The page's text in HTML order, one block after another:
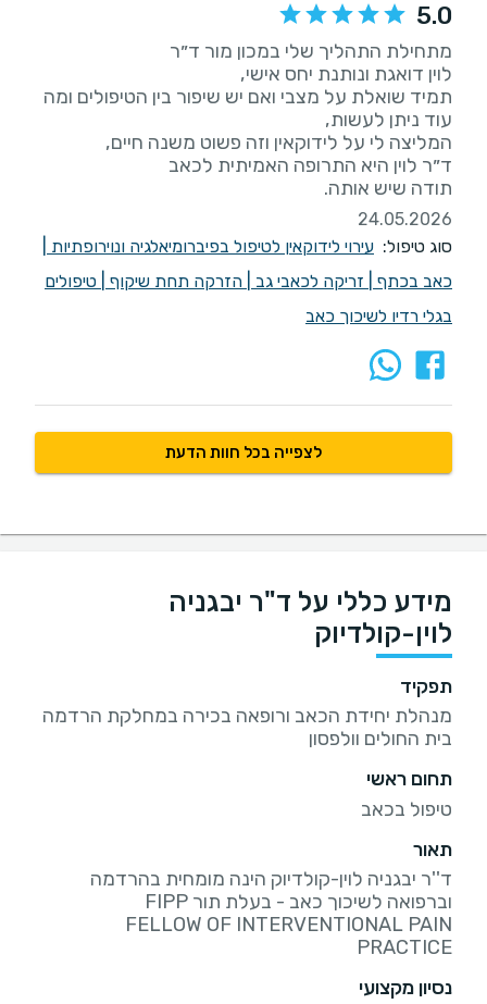
5.0
תמיד שואלת על מצבי ואם יש שיפור בין הטיפולים ומה
תודה שיש אותה.
24.05.2026
סוג טיפול: עירוי לידוקאין לטיפול בפיברומיאלגיה ונוירופתיות
כאב בכתף
זריקה לכאבי גב הזרקה תחת שיקוף
טיפולים
בגלי רדיו לשיכוך כאב
לצפייה בכל חוות הדעת
מידע כללי על ד"ר יבגניה
לוין-קולדיוק
תפקיד
מנהלת יחידת הכאב ורופאה בכירה במחלקת הרדמה
בית החולים וולפסון
תחום ראשי
טיפול בכאב
תאור
ד''ר יבגניה לוין-קולדיוק הינה מומחית בהרדמה
FELLOW OF INTERVENTIONAL PAIN
PRACTICE
נסיון מקצועי